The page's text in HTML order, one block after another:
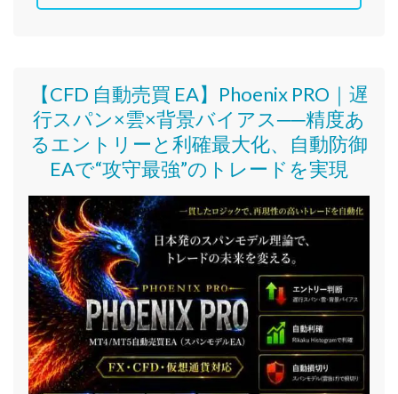
【CFD 自動売買 EA】Phoenix PRO｜遅
行スパン×雲×背景バイアス──精度あ
るエントリーと利確最大化、自動防御
EAで“攻守最強”のトレードを実現